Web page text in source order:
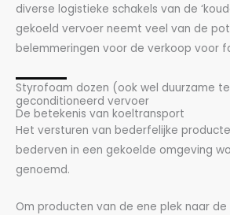
diverse logistieke schakels van de
gekoeld vervoer neemt veel van de
belemmeringen voor de verkoop voor
Styrofoam dozen (ook wel duurzame
geconditioneerd vervoer
De betekenis van koeltransport
Het versturen van bederfelijke
bederven in een gekoelde omgeving
genoemd.
Om producten van de ene plek naar